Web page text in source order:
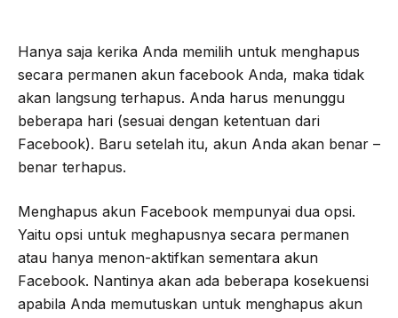
Hanya saja kerika Anda memilih untuk menghapus
secara permanen akun facebook Anda, maka tidak
akan langsung terhapus. Anda harus menunggu
beberapa hari (sesuai dengan ketentuan dari
Facebook). Baru setelah itu, akun Anda akan benar –
benar terhapus.
Menghapus akun Facebook mempunyai dua opsi.
Yaitu opsi untuk meghapusnya secara permanen
atau hanya menon-aktifkan sementara akun
Facebook. Nantinya akan ada beberapa kosekuensi
apabila Anda memutuskan untuk menghapus akun